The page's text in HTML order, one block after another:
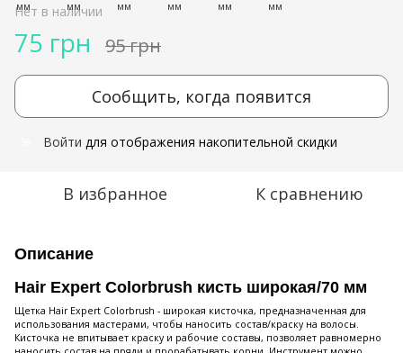
Нет в наличии
75 грн 95 грн
Сообщить, когда появится
Войти для отображения накопительной скидки
В избранное К сравнению
Описание
Hair Expert Colorbrush кисть широкая/70 мм
Щетка Hair Expert Colorbrush - широкая кисточка, предназначенная для
использования мастерами, чтобы наносить состав/краску на волосы.
Кисточка не впитывает краску и рабочие составы, позволяет равномерно